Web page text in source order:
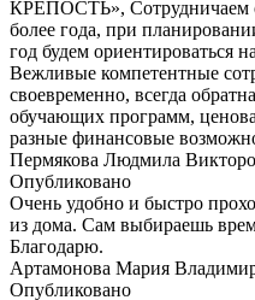
КРЕПОСТЬ»,
более года, при
год будем ориентироваться
Вежливые компетентные
своевременно, всегда
обучающих программ,
разные финансовые
Пермякова Людмила
Опубликовано
Очень удобно и быстро
из дома. Сам выбираешь
Благодарю.
Артамонова Мария
Опубликовано